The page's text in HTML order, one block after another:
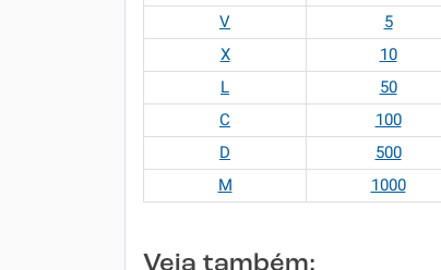
V
5
X
10
L
50
C
100
D
500
M
1000
Veja também: